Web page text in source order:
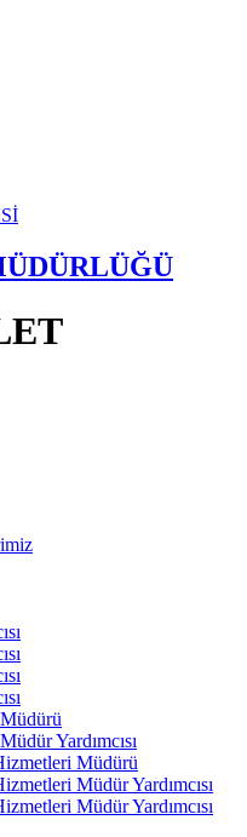
Yardımcısı
Müdürü
Müdür Yardımcısı
Müdür Yardımcısı